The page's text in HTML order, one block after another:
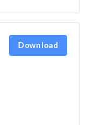
Download